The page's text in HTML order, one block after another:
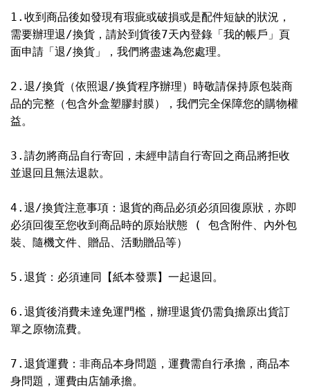
1.收到商品後如發現有瑕疵或破損或是配件短缺的狀況，
需要辦理退/換貨，請於到貨後7天內登錄「我的帳戶」頁
面申請「退/換貨」，我們將盡速為您處理。
2.退/換貨（依照退/换貨程序辦理）時敬請保持原包裝商
品的完整（包含外盒塑膠封膜），我們完全保障您的購物權
益。
3.請勿將商品自行寄回，未經申請自行寄回之商品將拒收
並退回且無法退款。
4.退/換貨注意事項：退貨的商品必須必須回復原狀，亦即
必須回復至您收到商品時的原始狀態 ( 包含附件、內外包
裝、隨機文件、贈品、活動贈品等）
5.退貨：必須連同【紙本發票】一起退回。
6.退貨後消費未達免運門檻，辦理退貨仍需負擔原出貨訂
單之原物流費。
7.退貨運費：非商品本身問題，運費需自行承擔，商品本
身問題，運費由店舖承擔。